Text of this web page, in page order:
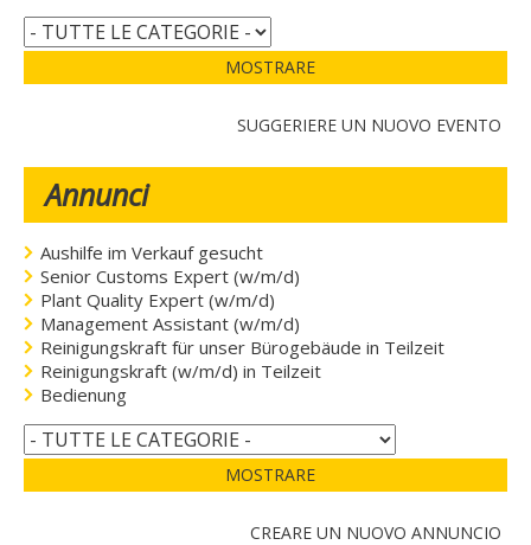
MOSTRARE
SUGGERIERE UN NUOVO EVENTO
Annunci
Aushilfe im Verkauf gesucht
Senior Customs Expert (w/m/d)
Plant Quality Expert (w/m/d)
Management Assistant (w/m/d)
Reinigungskraft für unser Bürogebäude in Teilzeit
Reinigungskraft (w/m/d) in Teilzeit
Bedienung
MOSTRARE
CREARE UN NUOVO ANNUNCIO